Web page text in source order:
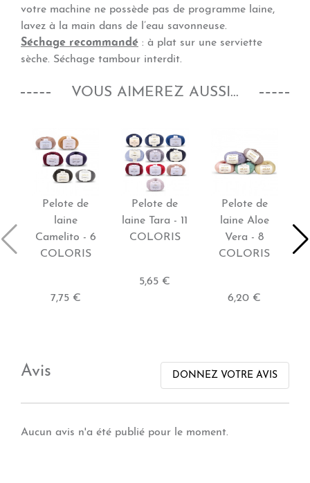
votre machine ne possède pas de programme laine,
lavez à la main dans de l’eau savonneuse.
Séchage recommandé : à plat sur une serviette
sèche. Séchage tambour interdit.
VOUS AIMEREZ AUSSI...
Pelote de
laine
Camelito - 6
COLORIS
7,75 €
Pelote de
laine Tara - 11
COLORIS
5,65 €
Pelote de
laine Aloe
Vera - 8
COLORIS
6,20 €
Avis DONNEZ VOTRE AVIS
Aucun avis n'a été publié pour le moment.